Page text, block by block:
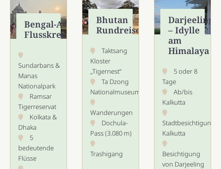
Bengal-Assam
Flusskreuzfahrt
Sundarbans &
Manas
Nationalpark
Ramsar
Tigerreservat
Kolkata &
Dhaka
5
bedeutende
Flüsse
Bhutan
Rundreise
Taktsang
Kloster
„Tigernest“
Ta Dzong
Nationalmuseum
Wanderungen
Dochula-
Pass (3.080 m)
Trashigang
Darjeeling
– Idylle
am
Himalaya
5 oder 8
Tage
Ab/bis
Kalkutta
Stadtbesichtigung
Kalkutta
Besichtigung
von Darjeeling